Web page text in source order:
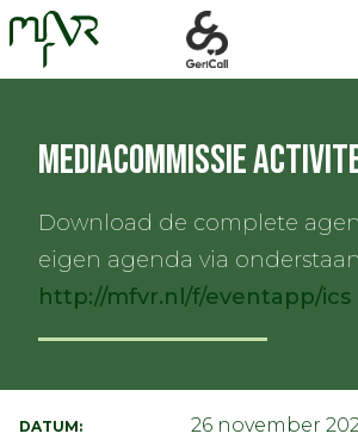
Mediacommissie
Download de complete
eigen agenda via
http://mfvr.nl/f/eventapp/ics
DATUM: 26 november